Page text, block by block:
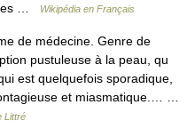
…
Wikipédia en Français
de médecine. Genre de
pustuleuse à la peau, qu
est quelquefois sporadique,
et miasmatique.… …
Littré